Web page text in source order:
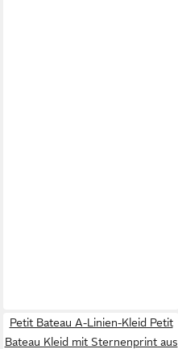
Petit Bateau A-Linien-Kleid Petit
Bateau Kleid mit Sternenprint aus